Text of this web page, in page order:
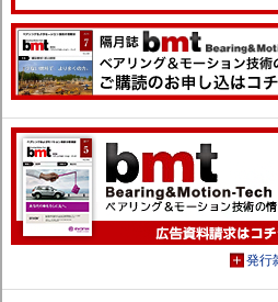
発行